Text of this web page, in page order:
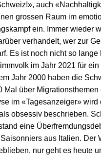
auch
grossen Raum im
ein. Immer wieder
verhandelt, wer zur
Es ist noch nicht so lange
im Jahr 2021 für
Jahr 2000 haben die
Mal über Migrationsthemen
im «Tagesanzeiger» wird
obsessiv beschrieben.
eine
aus Italien. Der
nur geht es heute